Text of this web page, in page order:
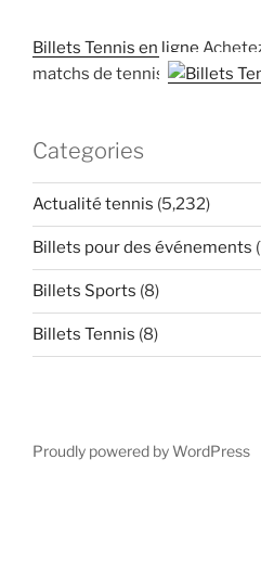
Billets Tennis en ligne
matchs de tennis
Categories
Actualité tennis (5,232)
Billets pour des événements
Billets Sports (8)
Billets Tennis (8)
Proudly powered by WordPress